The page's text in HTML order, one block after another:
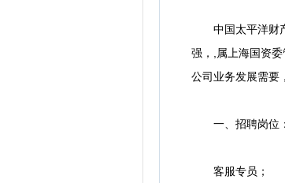
中国太平洋财产
强，,属上海国资
公司业务发展需要
一、招聘岗位：
客服专员；